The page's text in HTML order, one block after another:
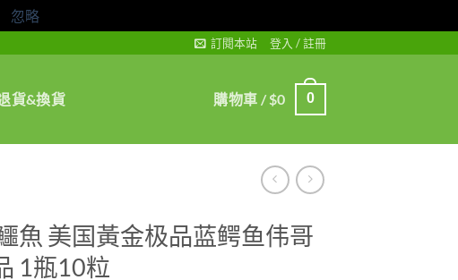
忽略
訂閱本站 登入 / 註冊
貨&換貨 購物車 /$0 0
魚 美国黃金极品蓝鳄鱼伟哥
1瓶10粒